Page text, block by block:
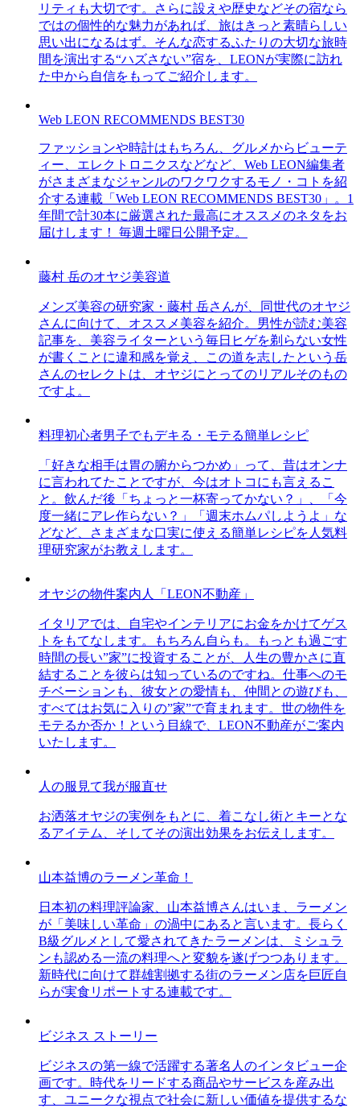
リティも大切です。さらに設えや歴史などその宿なら
ではの個性的な魅力があれば、旅はきっと素晴らしい
思い出になるはず。そんな恋するふたりの大切な旅時
間を演出する“ハズさない”宿を、LEONが実際に訪れ
た中から自信をもってご紹介します。
Web LEON RECOMMENDS BEST30
ファッションや時計はもちろん、グルメからビューテ
ィー、エレクトロニクスなどなど、Web LEON編集者
がさまざまなジャンルのワクワクするモノ・コトを紹
介する連載「Web LEON RECOMMENDS BEST30」。1
年間で計30本に厳選された最高にオススメのネタをお
届けします！ 毎週土曜日公開予定。
藤村 岳のオヤジ美容道
メンズ美容の研究家・藤村 岳さんが、同世代のオヤジ
さんに向けて、オススメ美容を紹介。男性が読む美容
記事を、美容ライターという毎日ヒゲを剃らない女性
が書くことに違和感を覚え、この道を志したという岳
さんのセレクトは、オヤジにとってのリアルそのもの
ですよ。
料理初心者男子でもデキる・モテる簡単レシピ
「好きな相手は胃の腑からつかめ」って、昔はオンナ
に言われてたことですが、今はオトコにも言えるこ
と。飲んだ後「ちょっと一杯寄ってかない？」、「今
度一緒にアレ作らない？」「週末ホムパしようよ」な
どなど、さまざまな口実に使える簡単レシピを人気料
理研究家がお教えします。
オヤジの物件案内人「LEON不動産」
イタリアでは、自宅やインテリアにお金をかけてゲス
トをもてなします。もちろん自らも。もっとも過ごす
時間の長い”家”に投資することが、人生の豊かさに直
結することを彼らは知っているのですね。仕事へのモ
チベーションも、彼女との愛情も、仲間との遊びも、
すべてはお気に入りの”家”で育まれます。世の物件を
モテるか否か！という目線で、LEON不動産がご案内
いたします。
人の服見て我が服直せ
お洒落オヤジの実例をもとに、着こなし術とキーとな
るアイテム、そしてその演出効果をお伝えします。
山本益博のラーメン革命！
日本初の料理評論家、山本益博さんはいま、ラーメン
が「美味しい革命」の渦中にあると言います。長らく
B級グルメとして愛されてきたラーメンは、ミシュラ
ンも認める一流の料理へと変貌を遂げつつあります。
新時代に向けて群雄割拠する街のラーメン店を巨匠自
らが実食リポートする連載です。
ビジネス ストーリー
ビジネスの第一線で活躍する著名人のインタビュー企
画です。時代をリードする商品やサービスを産み出
す、ユニークな視点で社会に新しい価値を提供するな